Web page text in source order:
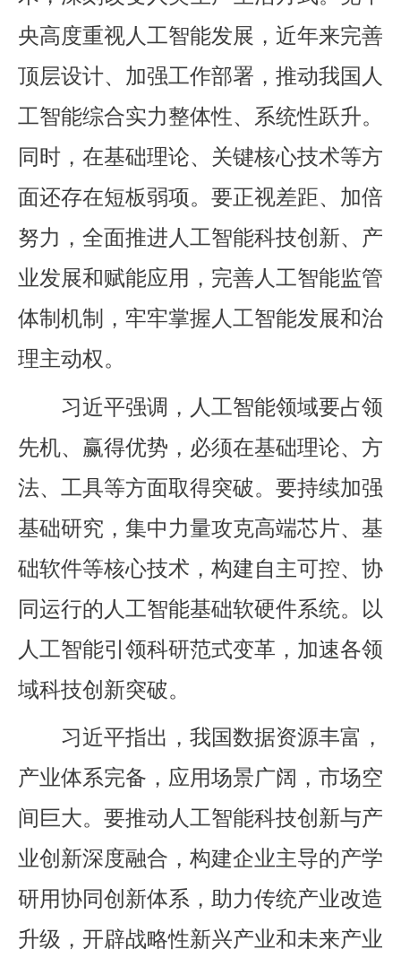
央高度重视人工智能发展，近年来完善
顶层设计、加强工作部署，推动我国人
工智能综合实力整体性、系统性跃升。
同时，在基础理论、关键核心技术等方
面还存在短板弱项。要正视差距、加倍
努力，全面推进人工智能科技创新、产
业发展和赋能应用，完善人工智能监管
体制机制，牢牢掌握人工智能发展和治
理主动权。
习近平强调，人工智能领域要占领
先机、赢得优势，必须在基础理论、方
法、工具等方面取得突破。要持续加强
基础研究，集中力量攻克高端芯片、基
础软件等核心技术，构建自主可控、协
同运行的人工智能基础软硬件系统。以
人工智能引领科研范式变革，加速各领
域科技创新突破。
习近平指出，我国数据资源丰富，
产业体系完备，应用场景广阔，市场空
间巨大。要推动人工智能科技创新与产
业创新深度融合，构建企业主导的产学
研用协同创新体系，助力传统产业改造
升级，开辟战略性新兴产业和未来产业